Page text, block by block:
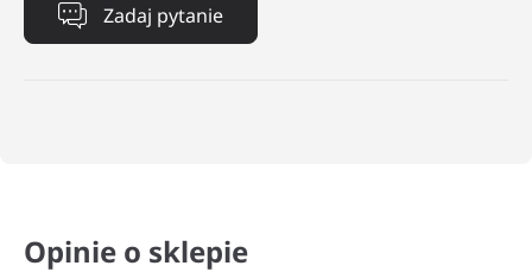
Zadaj pytanie
Opinie o sklepie